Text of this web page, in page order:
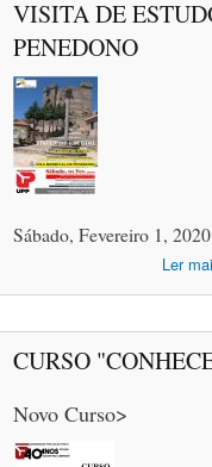
VISITA DE
PENEDONO
Sábado, Fevereiro 1, 2020
Ler
CURSO
Novo Curso>